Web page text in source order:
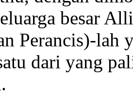
besar
Perancis)-lah
dari yang